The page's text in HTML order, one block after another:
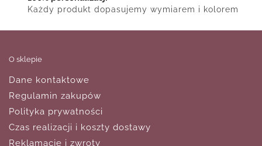
Każdy produkt dopasujemy wymiarem i kolorem
O sklepie
Dane kontaktowe
Regulamin zakupów
Polityka prywatności
Czas realizacji i koszty dostawy
Reklamacje i zwroty